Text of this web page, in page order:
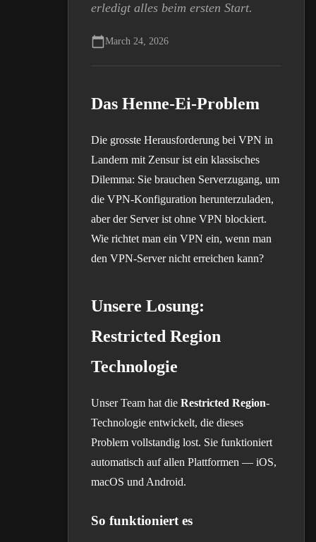
erledigt alles beim ersten Start.
March 24, 2026
Das Henne-Ei-Problem
Die grosste Herausforderung bei VPN in
Landern mit Zensur ist ein klassisches
Dilemma: Sie brauchen Serverzugang, um
die VPN-Konfiguration herunterzuladen,
aber der Server ist ohne VPN blockiert.
Wie richtet man ein VPN ein, wenn man
den VPN-Server nicht erreichen kann?
Unsere Losung:
Restricted Region
Technologie
Unser Team hat die Restricted Region-
Technologie entwickelt, die dieses
Problem vollstandig lost. Sie funktioniert
automatisch auf allen Plattformen — iOS,
macOS und Android.
So funktioniert es